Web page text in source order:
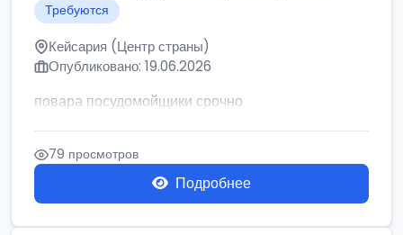
Требуются
Кейсария (Центр страны)
Опубликовано: 19.06.2026
повара посудомойщики срочно
79 просмотров
Подробнее